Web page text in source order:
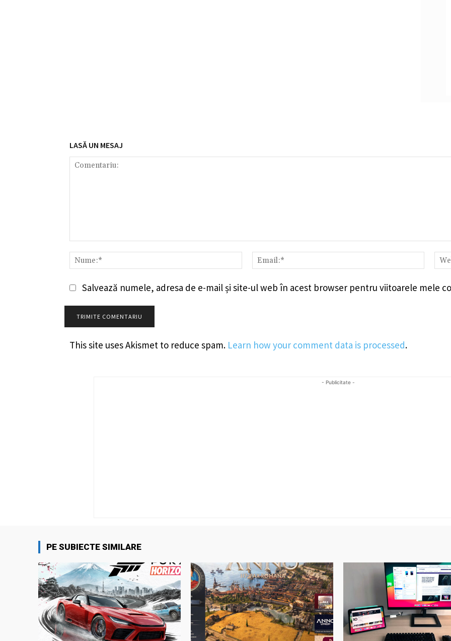
LASĂ UN MESAJ
Nume:*
Salvează numele, adresa de e-mail și site-ul web în acest browser pentru viitoarele mele
This site uses Akismet to reduce spam. Learn how your comment data is processed.
- Publicitate -
PE SUBIECTE SIMILARE